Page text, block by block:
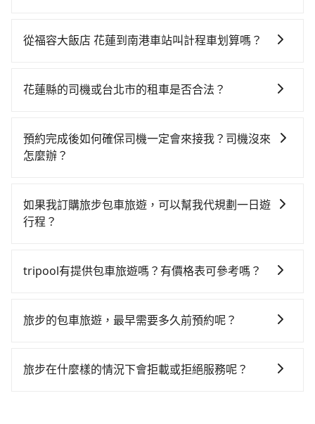
時不需要閉目養神（因為要自己開車），最重要的是你
$115~205承租小轎車，每公里再額外加收$3.2，從福容
路返回），雖已將eTag和可能的每小時40元路邊停車費
用預估進去，但額外的汽車保險與可能的罰單都需自
數超過四位，更是沒有較大的七人座或九人座可供選
擇，而且無人租車最令人詬病的就是車況，打開車門才
會遇到明明已經預約了時間但上一位用戶卻遲遲尚未歸
雖然路邊隨租隨還看似方便，但實際使用時還是有其區
從福容大飯店 花蓮到南港車站叫計程車划算嗎？
灣大車隊，如果在路邊攔不到車，也可考慮打電話至福
格約為3,490~5,200元間。不過花蓮縣僅有合法計程車約
1,010輛，計程車密度為雙北的0.5%，也就是說要臨時叫
建議最好先上網預約，以免當場被坑受騙。雖然福容大
飯店 花蓮到南港車站的跳表小黃可能較為便宜，但當你
花蓮縣的司機或台北市的租車是否合法？
車、私家車或野雞車在招攬生意，這不僅是違法可能被
警察臨檢並趕下車，出意外後保險公司更是不會提供任
風險。而tripool雇用的司機、使用的車輛以及配合的車
行，一定符合台灣法律規定，除了司機擁有合法的職業
不是R或T開頭的車，就一定是違法。
預約完成後如何確保司機一定會來接我？司機沒來
怎麼辦？
派車。在出發前一天晚上八點時，會透過電子郵件與簡
訊提供司機的姓名、電話、車牌、車型等資訊，如在約
位置。但如果遇到車輛故障或者前一趟車嚴重耽誤，
如果我訂購旅步包車旅遊，可以幫我代規劃一日遊
行程？
時還沒有規劃行程的服務。
tripool有提供包車旅遊嗎？有價格表可參考嗎？
包車旅遊，從單純的單趟接送到算時間的計時包車都
用，網站試算即真實價格，免去來回電話確認。一天包
旅步的包車旅遊，最早需要多久前預約呢？
提供早鳥優惠，您越早預訂就能享有更優惠的價格。所
旅步在什麼樣的情況下會拒載或拒絕服務呢？